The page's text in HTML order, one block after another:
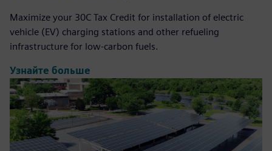
Maximize your 30C Tax Credit for installation of electric
vehicle (EV) charging stations and other refueling
infrastructure for low-carbon fuels.
Узнайте больше